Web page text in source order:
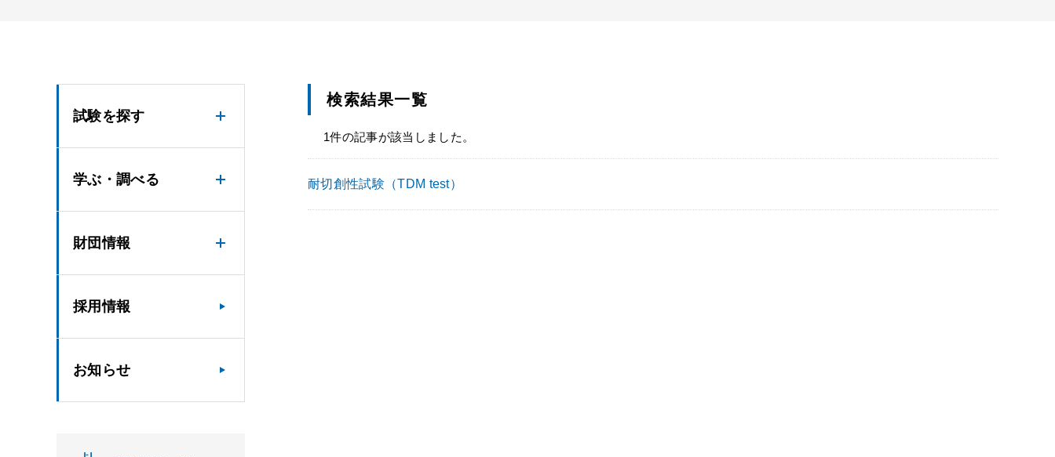
試験を探す
学ぶ・調べる
財団情報
採用情報
お知らせ
検索結果一覧
1件の記事が該当しました。
耐切創性試験（TDM test）